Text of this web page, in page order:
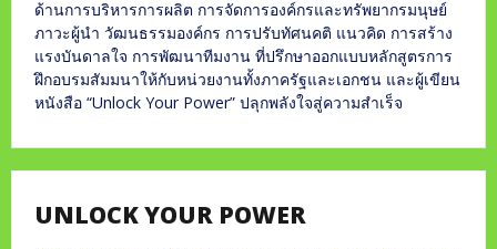
ด้านการบริหารการผลิต การจัดการองค์กรและทรัพยากรมนุษย์
ภาวะผู้นำ วัฒนธรรมองค์กร การปรับทัศนคติ แนวคิด การสร้าง
แรงบันดาลใจ การพัฒนาทีมงาน ที่ปรึกษาออกแบบหลักสูตรการ
ฝึกอบรมสัมมนาให้กับหน่วยงานทั้งภาครัฐและเอกชน และผู้เขียน
หนังสือ “Unlock Your Power” ปลุกพลังใจสู่ความสำเร็จ
UNLOCK YOUR POWER